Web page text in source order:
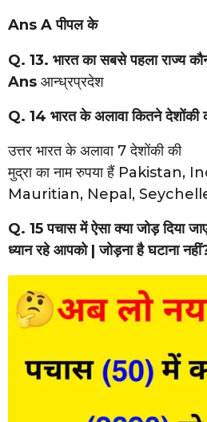
Ans A पीपल के
Q. 13. भारत का सबसे पहला राज्य
Ans आन्ध्रप्रदेश
Q. 14 भारत के अलावा कितने देशोंकी
उत्तर भारत के अलावा 7 देशोंकी की
मुद्रा का नाम रुपया हैं
Mauritian, Nepal,
Q. 15 पचास में ऐसा क्या जोड़ दिया
ध्यान रहे आपको | जोड़ना है घटाना